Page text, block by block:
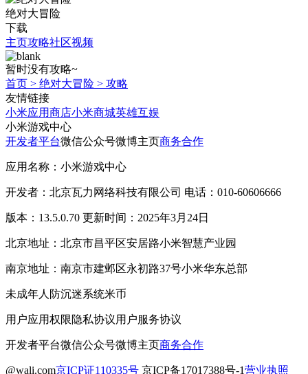
绝对大冒险
下载
主页攻略社区视频
暂时没有攻略~
首页 > 绝对大冒险 > 攻略
友情链接
小米应用商店小米商城英雄互娱
小米游戏中心
开发者平台微信公众号微博主页商务合作
应用名称：小米游戏中心
开发者：北京瓦力网络科技有限公司 电话：010-60606666
版本：13.5.0.70 更新时间：2025年3月24日
北京地址：北京市昌平区安居路小米智慧产业园
南京地址：南京市建邺区永初路37号小米华东总部
未成年人防沉迷系统米币
用户应用权限隐私协议用户服务协议
开发者平台微信公众号微博主页商务合作
@wali.com京ICP证110335号 京ICP备17017388号-1营业执照